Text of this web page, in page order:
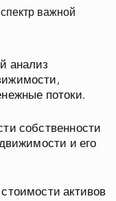
важной
анализ
потоки.
собственности
и его
активов